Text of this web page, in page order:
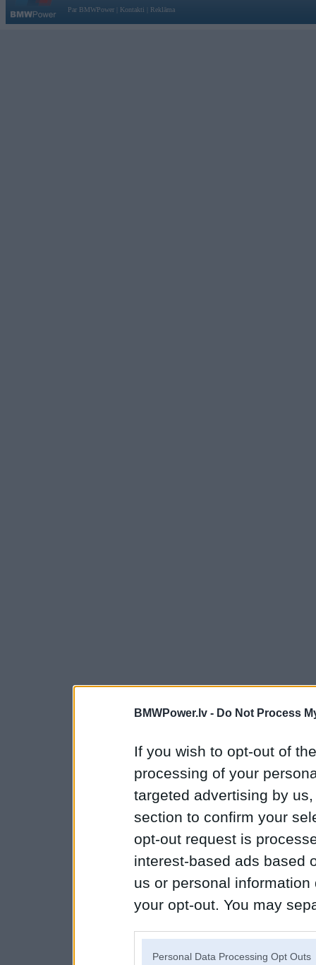
BMWPower.lv - Do Not Process
If you wish to opt-out of
processing of your
targeted advertising by
section to confirm your
opt-out request is
interest-based ads based
us or personal
your opt-out. You may
Personal Data Processing Opt Outs
Par BMWPower
Kontakti Reklāma